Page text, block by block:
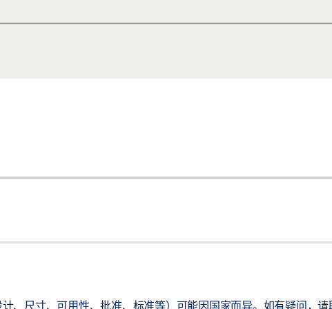
、尺寸、可用性、批准、标准等）可能因国家而异。如有疑问，请